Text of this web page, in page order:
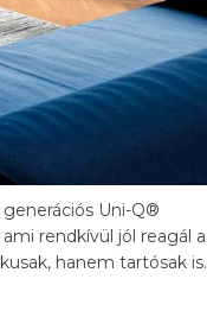
Uni-Q®
rendkívül jól reagál a
hanem tartósak is.